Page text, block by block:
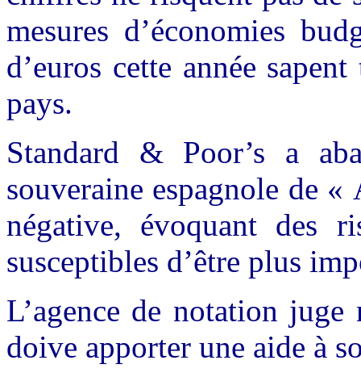
mesures d’économies
d’euros cette année
pays.
Standard & Poor’s a
souveraine espagnole de
négative, évoquant des
susceptibles d’être plus
L’agence de notation
doive apporter une aide à